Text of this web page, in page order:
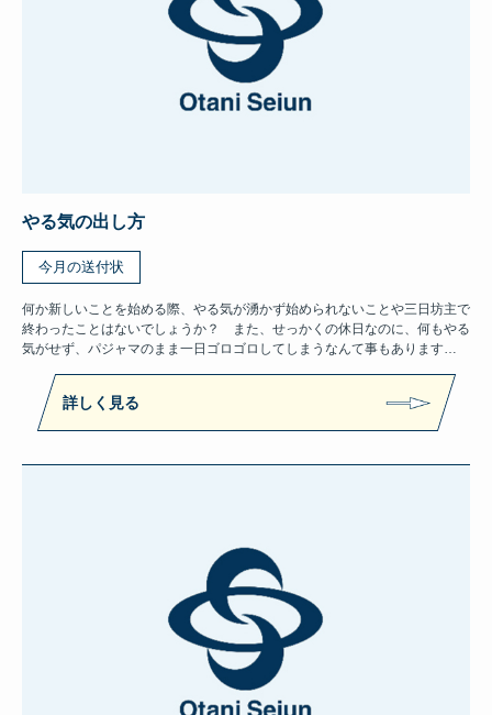
やる気の出し方
今月の送付状
何か新しいことを始める際、やる気が湧かず始められないことや三日坊主で
終わったことはないでしょうか？ また、せっかくの休日なのに、何もやる
気がせず、パジャマのまま一日ゴロゴロしてしまうなんて事もあります…
詳しく見る